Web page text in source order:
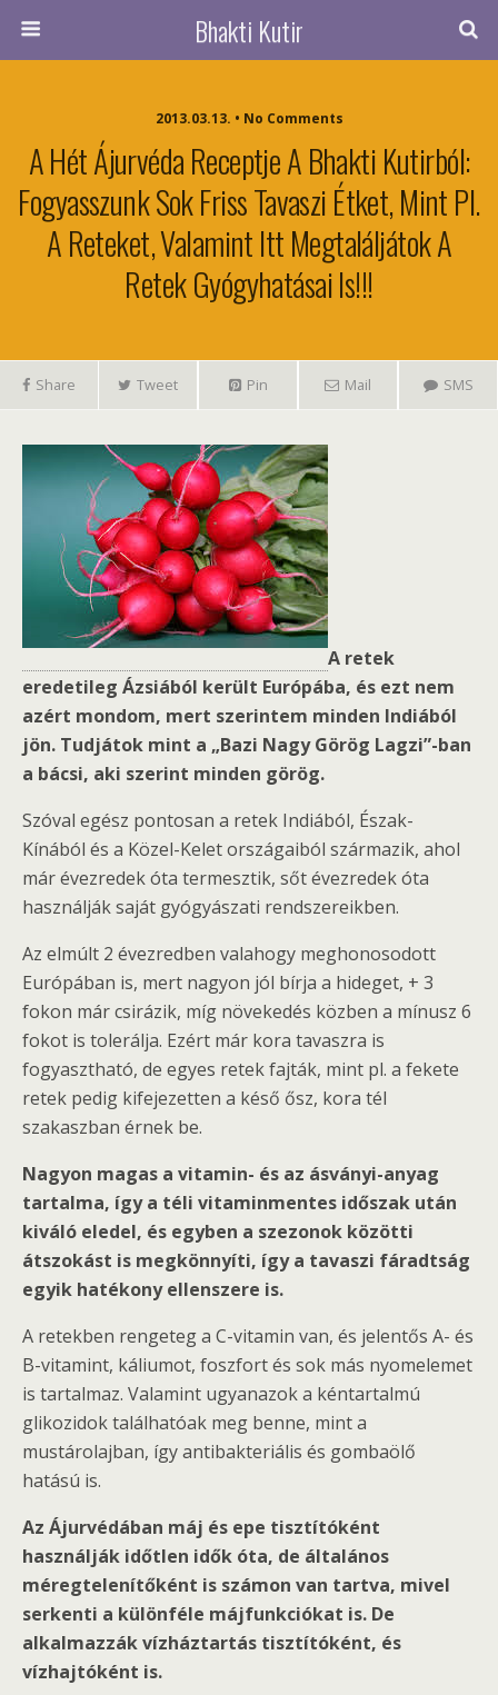
Bhakti Kutir
2013.03.13. • No Comments
A Hét Ájurvéda Receptje A Bhakti Kutirból:
Fogyasszunk Sok Friss Tavaszi Étket, Mint Pl.
A Reteket, Valamint Itt Megtaláljátok A
Retek Gyógyhatásai Is!!!
Share Tweet Pin Mail SMS
A retek
eredetileg Ázsiából került Európába, és ezt nem
azért mondom, mert szerintem minden Indiából
jön. Tudjátok mint a „Bazi Nagy Görög Lagzi”-ban
a bácsi, aki szerint minden görög.
Szóval egész pontosan a retek Indiából, Észak-
Kínából és a Közel-Kelet országaiból származik, ahol
már évezredek óta termesztik, sőt évezredek óta
használják saját gyógyászati rendszereikben.
Az elmúlt 2 évezredben valahogy meghonosodott
Európában is, mert nagyon jól bírja a hideget, + 3
fokon már csirázik, míg növekedés közben a mínusz 6
fokot is tolerálja. Ezért már kora tavaszra is
fogyasztható, de egyes retek fajták, mint pl. a fekete
retek pedig kifejezetten a késő ősz, kora tél
szakaszban érnek be.
Nagyon magas a vitamin- és az ásványi-anyag
tartalma, így a téli vitaminmentes időszak után
kiváló eledel, és egyben a szezonok közötti
átszokást is megkönnyíti, így a tavaszi fáradtság
egyik hatékony ellenszere is.
A retekben rengeteg a C-vitamin van, és jelentős A- és
B-vitamint, káliumot, foszfort és sok más nyomelemet
is tartalmaz. Valamint ugyanazok a kéntartalmú
glikozidok találhatóak meg benne, mint a
mustárolajban, így antibakteriális és gombaölő
hatású is.
Az Ájurvédában máj és epe tisztítóként
használják időtlen idők óta, de általános
méregtelenítőként is számon van tartva, mivel
serkenti a különféle májfunkciókat is. De
alkalmazzák vízháztartás tisztítóként, és
vízhajtóként is.